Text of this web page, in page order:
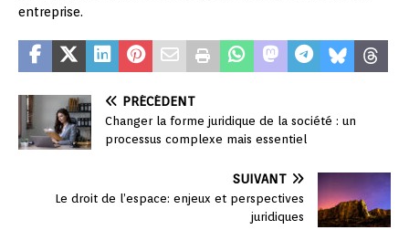
entreprise.
PRÉCÉDENT
Changer la forme juridique de la société : un
processus complexe mais essentiel
SUIVANT
Le droit de l’espace: enjeux et perspectives
juridiques